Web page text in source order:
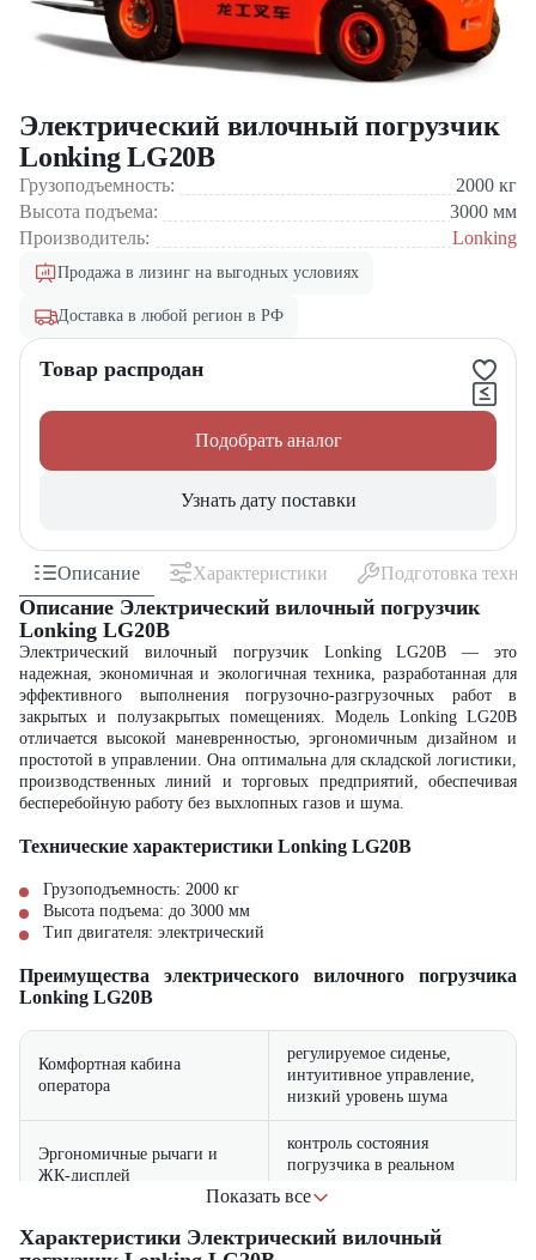
Электрический вилочный погрузчик
Lonking LG20B
Грузоподъемность: 2000 кг
Высота подъема:
3000 мм
Производитель:
Lonking
Продажа в лизинг на выгодных условиях
Доставка в любой регион в РФ
Товар распродан
Подобрать аналог
Узнать дату поставки
Описание Характеристики Подготовка
Описание Электрический вилочный погрузчик
Lonking LG20B
Электрический вилочный погрузчик Lonking LG20B — это
надежная, экономичная и экологичная техника, разработанная для
эффективного выполнения погрузочно-разгрузочных работ в
закрытых и полузакрытых помещениях. Модель Lonking LG20B
отличается высокой маневренностью, эргономичным дизайном и
простотой в управлении. Она оптимальна для складской логистики,
производственных линий и торговых предприятий, обеспечивая
бесперебойную работу без выхлопных газов и шума.
Технические характеристики Lonking LG20B
Грузоподъемность: 2000 кг
Высота подъема: до 3000 мм
Тип двигателя: электрический
Преимущества электрического вилочного погрузчика
Lonking LG20B
Комфортная кабина
оператора
регулируемое сиденье,
интуитивное управление,
низкий уровень шума
Эргономичные рычаги и
ЖК-дисплей
контроль состояния
погрузчика в реальном
Улучшенная обзорность
снижает риск аварий при
Показать все
Характеристики Электрический вилочный